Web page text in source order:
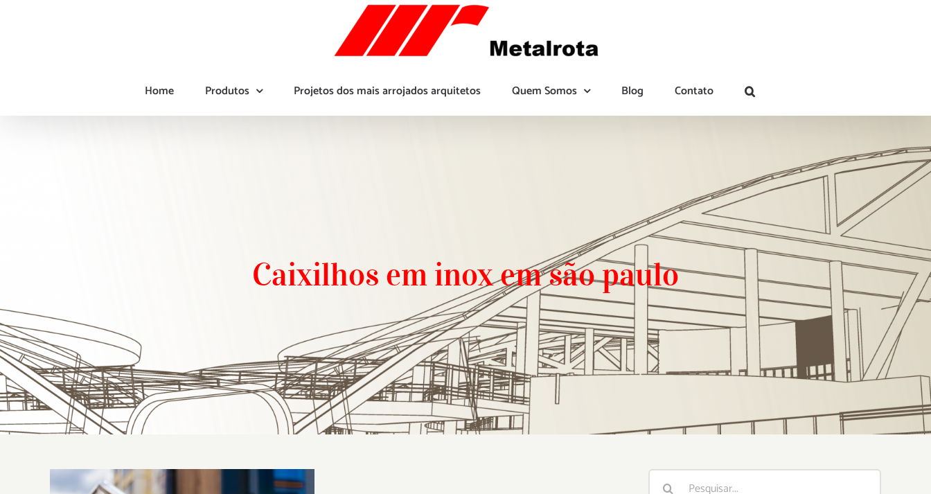
Home Produtos Projetos dos mais arrojados arquitetos Quem Somos Blog Contato
Caixilhos em inox em são paulo
Buscar